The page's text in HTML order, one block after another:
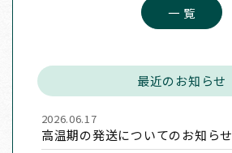
一 覧
最近のお知らせ
2026.06.17
高温期の発送についてのお知らせ